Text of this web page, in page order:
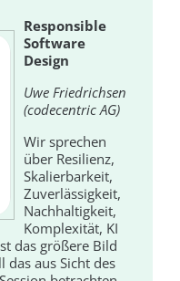
Responsible
Software
Design
Uwe Friedrichsen
(codecentric AG)
Wir sprechen
über Resilienz,
Skalierbarkeit,
Zuverlässigkeit,
Nachhaltigkeit,
Komplexität, KI
das größere Bild
das aus Sicht des